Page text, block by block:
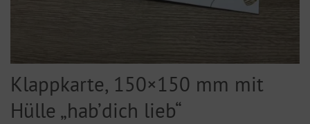
Klappkarte, 150×150 mm mit
Hülle „hab’dich lieb“